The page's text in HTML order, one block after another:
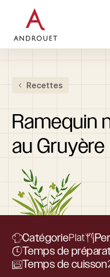
Rechercher un mot clé
Recettes
Ramequin
au Gruyère
CatégoriePlat
Temps de
Temps de cuisson